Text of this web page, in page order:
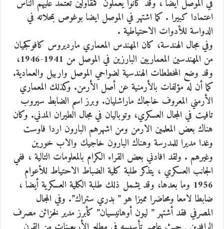
في الموصل أيضا ، وقد كانوا يعملون كمقاولين تعتمد عليهم الناس
اعتمادا كبيرا . كما اشتهر في الموصل ايضا بوغوص بمحلاته في
الدواسة للأدوات الاحتياطية .
وفي مجال الهندسة، كان المهندس المعماري مارديروس كافوكجيان
من المهندسين المعماريين البارزين في الموصل من 1941-1946،
وقد وضع المخططات الهندسية لضواحي الموصل واربيل والعمادية.
كما أن له مؤلفات بالأرمنية عن أصل الأرمن. وكذلك المعماري
الأرمني المعروف خاجاك ماراشليان. وبرز اسم الضابط سيروب
تافيت في المجال العسكري، وتوباليان في مجال الطيران المدني. وكان
هناك بعض المعلمين الارمن ومن اشهرهم البارون اردا فاوست
وغدا مديرا للمدرسة وهناك البارون خاجيك والاب خورين
وغيرهم . ولقد افادني بعض القراء الكرام بالمعلومات التالية ، ففي
الجانب العسكري ، يتذكر طلبة كلية الضباط الاحتياط للأعوام
1956 وما بعدها، وقد يشمل ذلك طلبة الكلية العسكرية أيضا ،
ضابطا لامعا ومحاضرا مميزا هو ” بدري ستراك”. وفي المجال
المصرفي فقد أشتهر ” ليون أوهانيسيان” كأبرز مدير لخزائن مصرف